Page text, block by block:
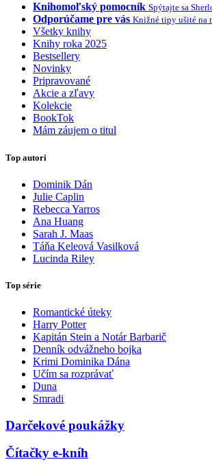
Knihomoľský pomocník Spýtajte sa
Odporúčame pre vás Knižné tipy ušité na
Všetky knihy
Knihy roka 2025
Bestsellery
Novinky
Pripravované
Akcie a zľavy
Kolekcie
BookTok
Mám záujem o titul
Top autori
Dominik Dán
Julie Caplin
Rebecca Yarros
Ana Huang
Sarah J. Maas
Táňa Keleová Vasilková
Lucinda Riley
Top série
Romantické úteky
Harry Potter
Kapitán Stein a Notár Barbarič
Denník odvážneho bojka
Krimi Dominika Dána
Učím sa rozprávať
Duna
Smradi
Darčekové poukážky
Čítačky e-kníh